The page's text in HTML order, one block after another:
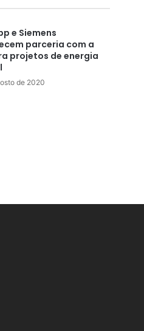
e Siemens
parceria com a
projetos de energia
de 2020